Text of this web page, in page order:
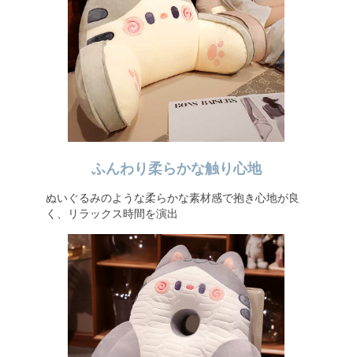
ふんわり柔らかな触り心地
ぬいぐるみのような柔らかな素材感で抱き心地が良
く、リラックス時間を演出